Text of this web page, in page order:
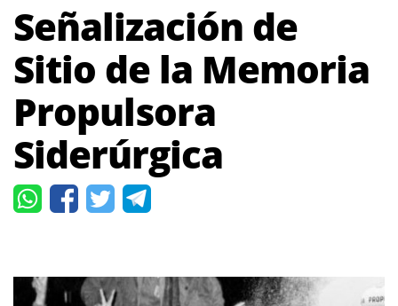
Señalización de
Sitio de la Memoria
Propulsora
Siderúrgica